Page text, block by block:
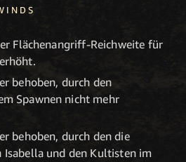
Flächenangriff-Reichweite für
behoben, durch den
Spawnen nicht mehr
behoben, durch den die
Isabella und den Kultisten im